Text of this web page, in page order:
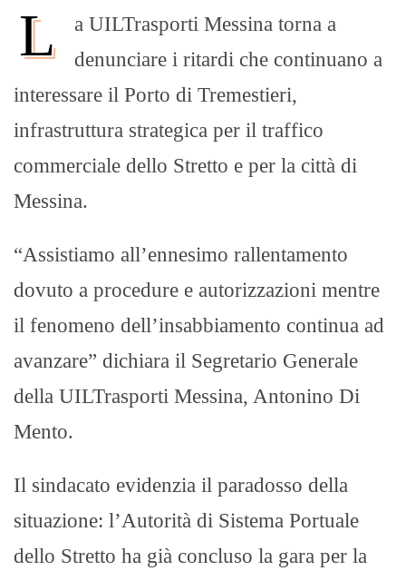
L
a UILTrasporti Messina torna a
denunciare i ritardi che continuano a
interessare il Porto di Tremestieri,
infrastruttura strategica per il traffico
commerciale dello Stretto e per la città di
Messina.
“Assistiamo all’ennesimo rallentamento
dovuto a procedure e autorizzazioni mentre
il fenomeno dell’insabbiamento continua ad
avanzare” dichiara il Segretario Generale
della UILTrasporti Messina, Antonino Di
Mento.
Il sindacato evidenzia il paradosso della
situazione: l’Autorità di Sistema Portuale
dello Stretto ha già concluso la gara per la